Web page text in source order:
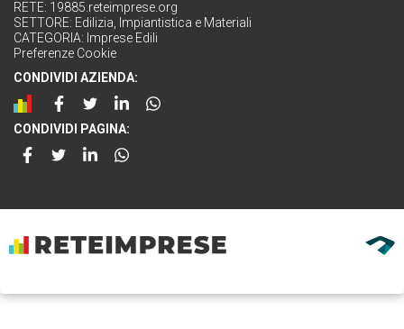
RETE: 19885.reteimprese.org
SETTORE: Edilizia, Impiantistica e Materiali
CATEGORIA: Imprese Edili
Preferenze Cookie
CONDIVIDI AZIENDA:
CONDIVIDI PAGINA: